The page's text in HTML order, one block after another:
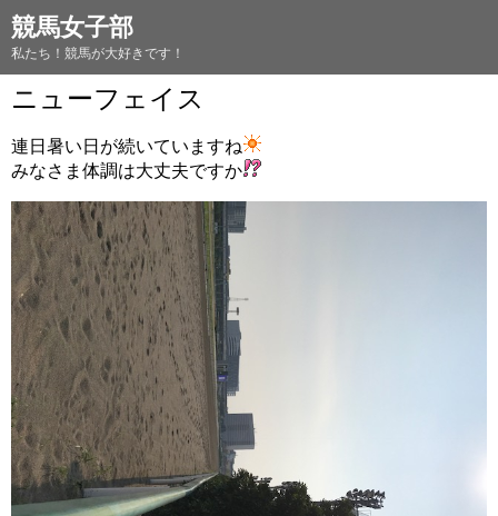
競馬女子部
私たち！競馬が大好きです！
ニューフェイス
連日暑い日が続いていますね
みなさま体調は大丈夫ですか